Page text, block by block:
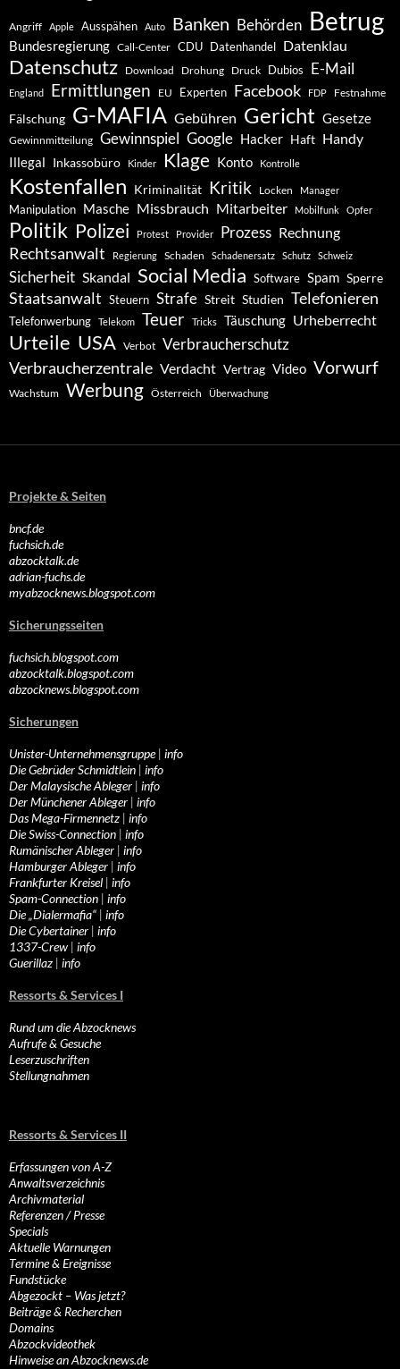
Angriff Apple Ausspähen Auto Banken Behörden Betrug
Bundesregierung Call-Center CDU Datenhandel Datenklau
Datenschutz Download Drohung Druck Dubios E-Mail
England Ermittlungen EU Experten Facebook FDP Festnahme
Fälschung G-MAFIA Gebühren Gericht Gesetze
Gewinnmitteilung Gewinnspiel Google Hacker Haft Handy
Illegal Inkassobüro Kinder Klage Konto Kontrolle
Kostenfallen Kriminalität Kritik Locken Manager
Manipulation Masche Missbrauch Mitarbeiter Mobilfunk Opfer
Politik Polizei Protest Provider Prozess Rechnung
Rechtsanwalt Regierung Schaden Schadenersatz Schutz Schweiz
Sicherheit Skandal Social Media Software Spam Sperre
Staatsanwalt Steuern Strafe Streit Studien Telefonieren
Telefonwerbung Telekom Teuer Tricks Täuschung Urheberrecht
Urteile USA Verbot Verbraucherschutz
Verbraucherzentrale Verdacht Vertrag Video Vorwurf
Wachstum Werbung Österreich Überwachung
Projekte & Seiten
bncf.de
fuchsich.de
abzocktalk.de
adrian-fuchs.de
myabzocknews.blogspot.com
Sicherungsseiten
fuchsich.blogspot.com
abzocktalk.blogspot.com
abzocknews.blogspot.com
Sicherungen
Unister-Unternehmensgruppe| info
Die Gebrüder Schmidtlein | info
Der Malaysische Ableger | info
Der Münchener Ableger | info
Das Mega-Firmennetz | info
Die Swiss-Connection | info
Rumänischer Ableger | info
Hamburger Ableger | info
Frankfurter Kreisel | info
Spam-Connection | info
Die „Dialermafia“ | info
Die Cybertainer | info
1337-Crew | info
Guerillaz | info
Ressorts & Services I
Rund um die Abzocknews
Aufrufe & Gesuche
Leserzuschriften
Stellungnahmen
Ressorts & Services II
Erfassungen von A-Z
Anwaltsverzeichnis
Archivmaterial
Referenzen / Presse
Specials
Aktuelle Warnungen
Termine & Ereignisse
Fundstücke
Abgezockt – Was jetzt?
Beiträge & Recherchen
Domains
Abzockvideothek
Hinweise an Abzocknews.de